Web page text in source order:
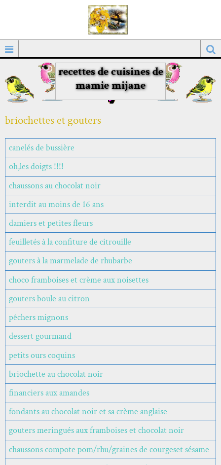
recettes de cuisines de
mamie mijane
briochettes et gouters
canelés de bussière
oh,les doigts !!!!
chaussons au chocolat noir
interdit au moins de 16 ans
damiers et petites fleurs
feuilletés à la confiture de citrouille
gouters à la marmelade de rhubarbe
choco framboises et crème aux noisettes
gouters boule au citron
pêchers mignons
dessert gourmand
petits ours coquins
briochette au chocolat noir
financiers aux amandes
fondants au chocolat noir et sa crème anglaise
gouters meringués aux framboises et chocolat noir
chaussons compote pom/rhu/graines de courgeset sésame